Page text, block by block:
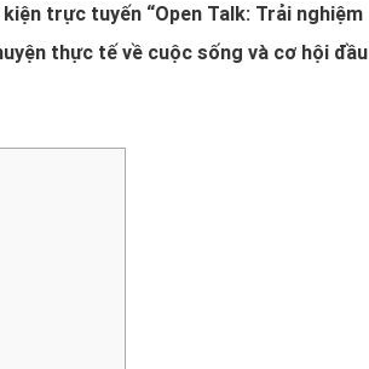
trực tuyến “Open Talk: Trải nghiệm
thực tế về cuộc sống và cơ hội đầu